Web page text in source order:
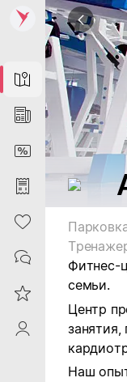
Map
News
DiscountCard
Purchases
Heart
Contacts
Reviews
ProfileSaby
Фитнес-
семьи.
Центр
Наш